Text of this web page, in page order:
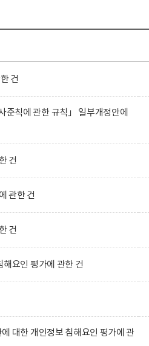
건
준칙에 관한 규칙」 일부개정안에
건
관한 건
건
해요인 평가에 관한 건
대한 개인정보 침해요인 평가에 관